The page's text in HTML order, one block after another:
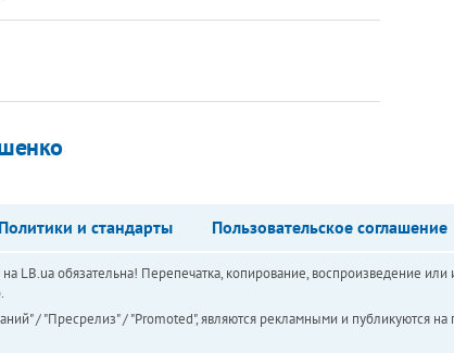
Политики и стандарты Пользовательское соглашение
LB.ua обязательна! Перепечатка, копирование, воспроизведение
/ "Пресрелиз" / "Promoted", являются рекламными и публикуются на